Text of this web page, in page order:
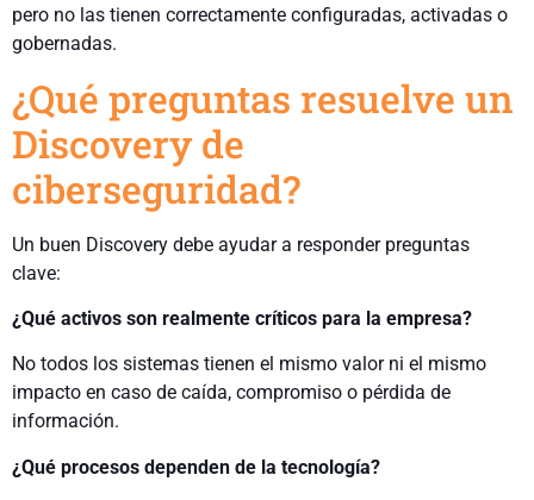
pero no las tienen correctamente configuradas, activadas o
gobernadas.
¿Qué preguntas resuelve un
Discovery de
ciberseguridad?
Un buen Discovery debe ayudar a responder preguntas
clave:
¿Qué activos son realmente críticos para la empresa?
No todos los sistemas tienen el mismo valor ni el mismo
impacto en caso de caída, compromiso o pérdida de
información.
¿Qué procesos dependen de la tecnología?